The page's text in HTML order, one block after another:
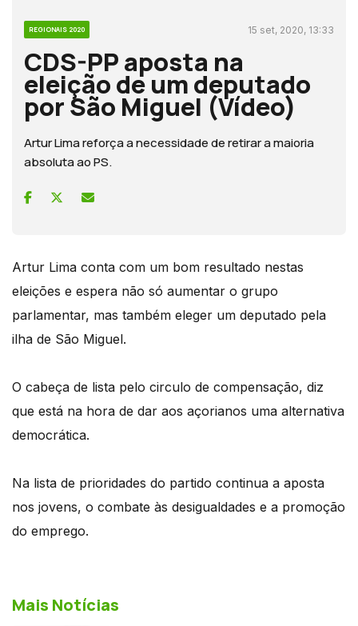
REGIONAIS 2020 15 set, 2020, 13:33
CDS-PP aposta na
eleição de um deputado
por São Miguel (Vídeo)
Artur Lima reforça a necessidade de retirar a maioria
absoluta ao PS.
Artur Lima conta com um bom resultado nestas
eleições e espera não só aumentar o grupo
parlamentar, mas também eleger um deputado pela
ilha de São Miguel.
O cabeça de lista pelo circulo de compensação, diz
que está na hora de dar aos açorianos uma alternativa
democrática.
Na lista de prioridades do partido continua a aposta
nos jovens, o combate às desigualdades e a promoção
do emprego.
Mais Notícias